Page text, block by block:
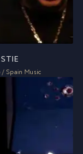
Spain Music